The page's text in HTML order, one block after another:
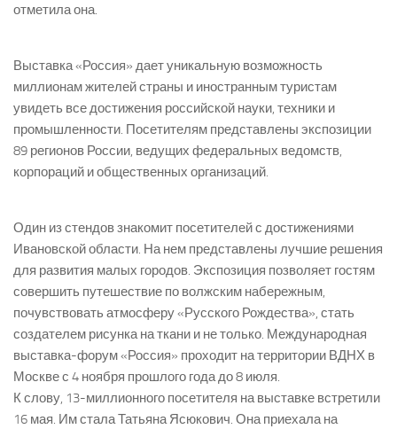
отметила она.
Выставка «Россия» дает уникальную возможность
миллионам жителей страны и иностранным туристам
увидеть все достижения российской науки, техники и
промышленности. Посетителям представлены экспозиции
89 регионов России, ведущих федеральных ведомств,
корпораций и общественных организаций.
Один из стендов знакомит посетителей с достижениями
Ивановской области. На нем представлены лучшие решения
для развития малых городов. Экспозиция позволяет гостям
совершить путешествие по волжским набережным,
почувствовать атмосферу «Русского Рождества», стать
создателем рисунка на ткани и не только. Международная
выставка-форум «Россия» проходит на территории ВДНХ в
Москве с 4 ноября прошлого года до 8 июля.
К слову, 13-миллионного посетителя на выставке встретили
16 мая. Им стала Татьяна Ясюкович. Она приехала на